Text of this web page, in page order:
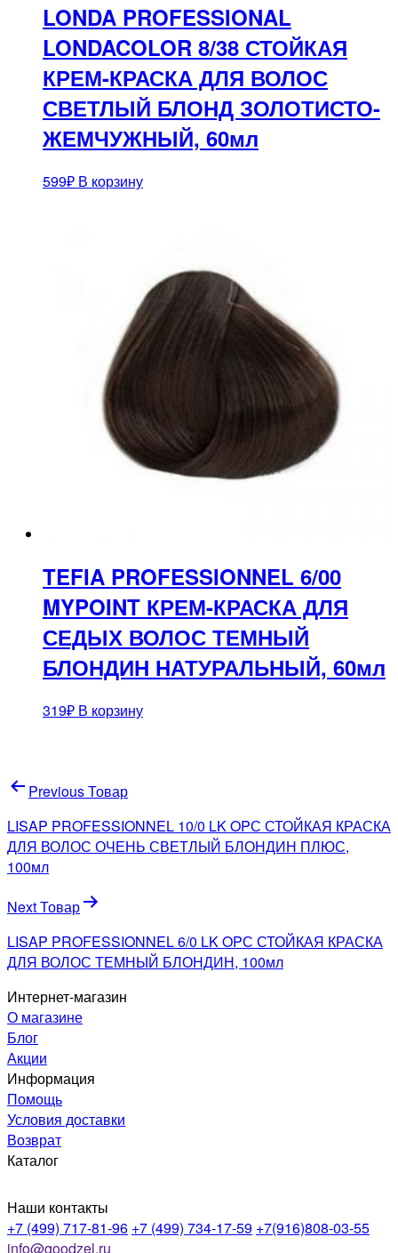
LONDA PROFESSIONAL
LONDACOLOR 8/38 СТОЙКАЯ
КРЕМ-КРАСКА ДЛЯ ВОЛОС
СВЕТЛЫЙ БЛОНД ЗОЛОТИСТО-
ЖЕМЧУЖНЫЙ, 60мл
599₽ В корзину
TEFIA PROFESSIONNEL 6/00
MYPOINT КРЕМ-КРАСКА ДЛЯ
СЕДЫХ ВОЛОС ТЕМНЫЙ
БЛОНДИН НАТУРАЛЬНЫЙ, 60мл
319₽ В корзину
Навигация
по
записям
Previous Товар
LISAP PROFESSIONNEL 10/0 LK OPС СТОЙКАЯ КРАСКА
ДЛЯ ВОЛОС ОЧЕНЬ СВЕТЛЫЙ БЛОНДИН ПЛЮС,
100мл
Next Товар
LISAP PROFESSIONNEL 6/0 LK OPС СТОЙКАЯ КРАСКА
ДЛЯ ВОЛОС ТЕМНЫЙ БЛОНДИН, 100мл
Интернет-магазин
О магазине
Блог
Акции
Информация
Помощь
Условия доставки
Возврат
Каталог
Наши контакты
+7 (499) 717-81-96 +7 (499) 734-17-59 +7(916)808-03-55
info@goodzel.ru